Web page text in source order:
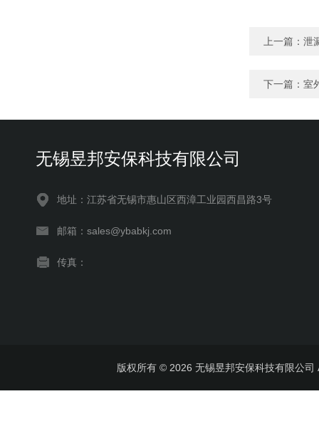
上一篇： 泄
下一篇： 室
无锡昱邦安保科技有限公司
地址：江苏省无锡市惠山区西漳工业园西昌路3号
邮箱：sales@ybabkj.com
传真：
版权所有 © 2026 无锡昱邦安保科技有限